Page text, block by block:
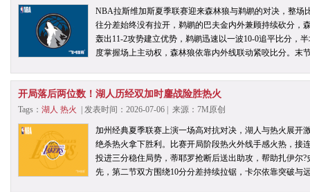
NBA拉斯维加斯夏季联赛迎来森林狼与鹈鹕的对决，整场
往分差始终没有拉开，鹈鹕的巴夫金内外兼顾持续砍分，
轰出11-2攻势建立优势，鹈鹕迅速以一波10-0追平比分，
度掌握场上主动权，森林狼依靠内外线联动紧咬比分。
开局落后两位数！湖人历经双加时鏖战险胜热火
Tags： 湖人 热火 | 发表时间：2026-07-06 | 来源：7M原创
加州经典夏季联赛上演一场高对抗对决，湖人与热火展开
绝杀热火拿下胜利。比赛开局阶段热火外线手感火热，接
投进三分稳住局势，蒂耶罗抢断后送出助攻，帮助扎伊尔
先，第二节双方围绕10分分差持续拉锯，卡尔依靠突破